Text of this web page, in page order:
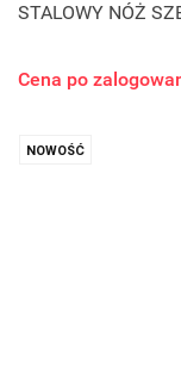
STALOWY NÓŻ
Cena po
NOWOŚĆ